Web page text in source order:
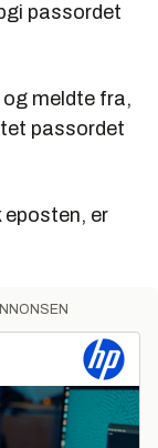
passordet
meldte fra,
passordet
eposten, er